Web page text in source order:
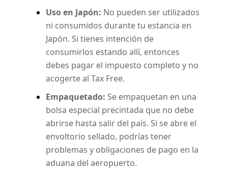
Uso en Japón: No pueden ser utilizados
ni consumidos durante tu estancia en
Japón. Si tienes intención de
consumirlos estando allí, entonces
debes pagar el impuesto completo y no
acogerte al Tax Free.
Empaquetado: Se empaquetan en una
bolsa especial precintada que no debe
abrirse hasta salir del país. Si se abre el
envoltorio sellado, podrías tener
problemas y obligaciones de pago en la
aduana del aeropuerto.